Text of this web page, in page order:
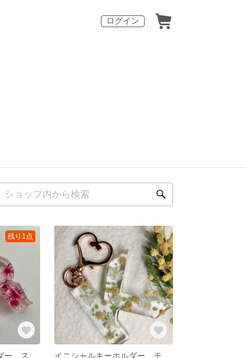
ログイン
残り1点